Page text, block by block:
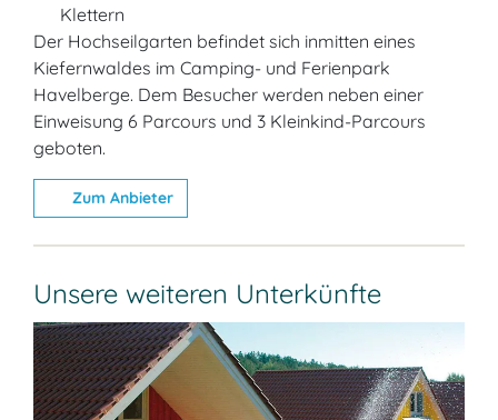
Klettern
Der Hochseilgarten befindet sich inmitten eines
Kiefernwaldes im Camping- und Ferienpark
Havelberge. Dem Besucher werden neben einer
Einweisung 6 Parcours und 3 Kleinkind-Parcours
geboten.
Zum Anbieter
Unsere weiteren Unterkünfte